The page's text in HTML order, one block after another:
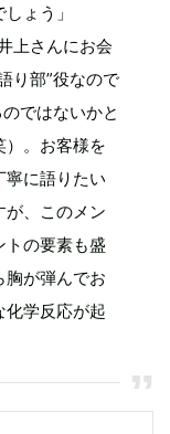
ょう」
上さんにお会
り部”役なので
ではないかと
）。お客様を
寧に語りたい
が、このメン
トの要素も盛
胸が弾んでお
化学反応が起